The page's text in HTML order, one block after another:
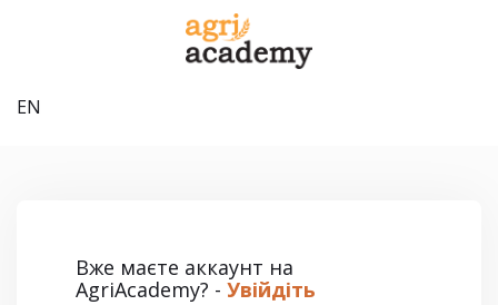
EN
Вже маєте аккаунт на
AgriAcademy? - Увійдіть